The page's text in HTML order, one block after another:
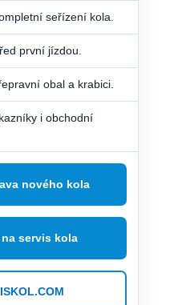
seřízení kola.
první jízdou.
obal a krabici.
i obchodní
nového kola
servis kola